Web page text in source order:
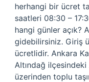
herhangi bir ücret
saatleri 08:30 –
hangi günler açık?
gidebilirsiniz. Giriş
ücretlidir. Ankara
Altındağ
üzerinden toplu